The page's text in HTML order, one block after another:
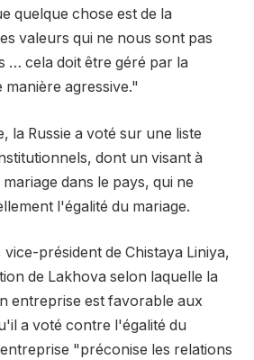
quelque chose est de la
valeurs qui ne nous sont pas
… cela doit être géré par la
manière agressive."
la Russie a voté sur une liste
dont un visant à
dans le pays, qui ne
l'égalité du mariage.
président de Chistaya Liniya,
de Lakhova selon laquelle la
entreprise est favorable aux
a voté contre l'égalité du
"préconise les relations